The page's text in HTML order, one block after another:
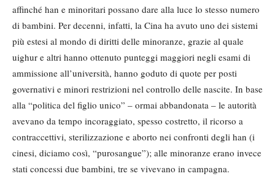
affinché han e minoritari possano dare alla luce lo stesso numero
di bambini. Per decenni, infatti, la Cina ha avuto uno dei sistemi
più estesi al mondo di diritti delle minoranze, grazie al quale
uighur e altri hanno ottenuto punteggi maggiori negli esami di
ammissione all’università, hanno goduto di quote per posti
governativi e minori restrizioni nel controllo delle nascite. In base
alla “politica del figlio unico” – ormai abbandonata – le autorità
avevano da tempo incoraggiato, spesso costretto, il ricorso a
contraccettivi, sterilizzazione e aborto nei confronti degli han (i
cinesi, diciamo così, “purosangue”); alle minoranze erano invece
stati concessi due bambini, tre se vivevano in campagna.